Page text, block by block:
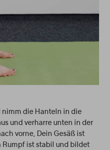
die Hanteln in die
und verharre unten in der
vorne, Dein Gesäß ist
Rumpf ist stabil und bildet